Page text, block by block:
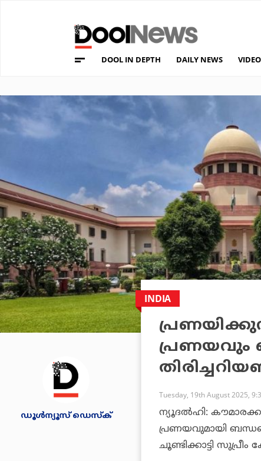
DOOL IN DEPTH DAILY NEWS VIDEO
ഡൂള്‍ന്യൂസ് ഡെസ്‌ക്
INDIA
പ്രണയവും
Tuesday, 19th August 2025,
ന്യൂദല്‍ഹി:
പ്രണയവുമായി
ചൂണ്ടിക്കാട്ടി സുപ്രീം